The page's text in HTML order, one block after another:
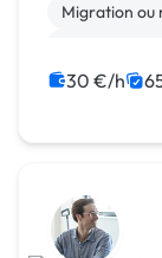
Migration ou
Système de
30 €/h